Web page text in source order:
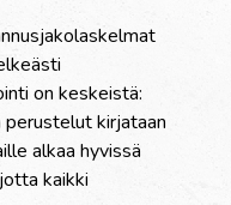
on keskeistä:
kirjataan
alkaa hyvissä
kaikki